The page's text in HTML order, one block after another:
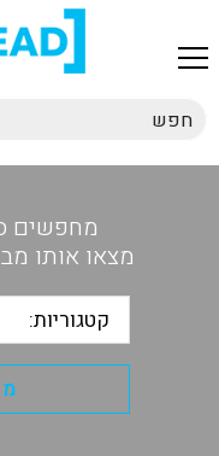
מחפשים
מצאו אותו